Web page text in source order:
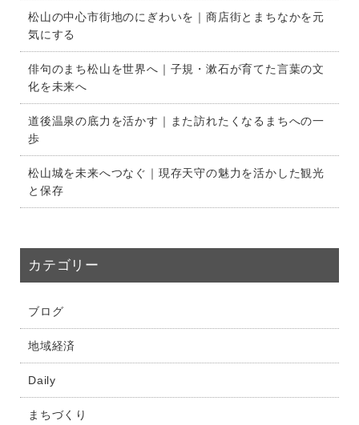
松山の中心市街地のにぎわいを｜商店街とまちなかを元
気にする
俳句のまち松山を世界へ｜子規・漱石が育てた言葉の文
化を未来へ
道後温泉の底力を活かす｜また訪れたくなるまちへの一
歩
松山城を未来へつなぐ｜現存天守の魅力を活かした観光
と保存
カテゴリー
ブログ
地域経済
Daily
まちづくり